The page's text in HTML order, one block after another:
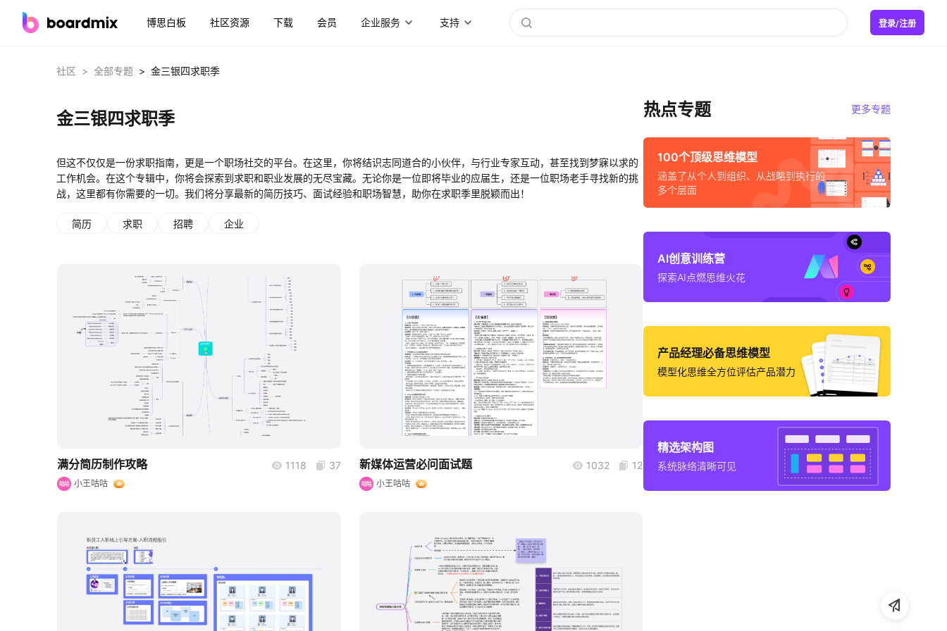
博思白板 社区资源 下载 会员 企业服务 支持 登录/注册
社区 > 全部专题 > 金三银四求职季
金三银四求职季
但这不仅仅是一份求职指南，更是一个职场社交的平台。在这里，你将结识志同道合的小伙伴，与行业专家互动，甚至找到梦寐以求的
工作机会。在这个专辑中，你将会探索到求职和职业发展的无尽宝藏。无论你是一位即将毕业的应届生，还是一位职场老手寻找新的挑
战，这里都有你需要的一切。我们将分享最新的简历技巧、面试经验和职场智慧，助你在求职季里脱颖而出！
简历 求职 招聘 企业
boardmix
满分简历制作攻略 1118 37
咕咕 小王咕咕
boardmix
新媒体运营必问面试题 1032 12
咕咕 小王咕咕
boardmix boardmix
热点专题 更多专题
100个顶级思维模型
涵盖了从个人到组织、从战略到执行的
多个层面
AI创意训练营
探索AI点燃思维火花
产品经理必备思维模型
模型化思维全方位评估产品潜力
精选架构图
系统脉络清晰可见